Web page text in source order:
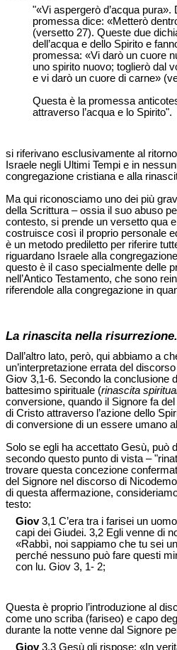
"«Vi aspergerò d’acqua
promessa dice: «Metterò
(versetto 27). Queste due
dell’acqua e dello Spirito e
promessa: «Vi darò un cuore
uno spirito nuovo; toglierò dal
e vi darò un cuore di carne»
Questa è la promessa
attraverso l’acqua e lo Spirito".
si riferivano esclusivamente al
Israele negli Ultimi Tempi e in
congregazione cristiana e alla
Ma qui riconosciamo uno dei più
della Scrittura – ossia il suo abuso
contesto, si prende un versetto qua
costruisce così il proprio personale
è un metodo prediletto per riferire
riguardano Israele alla
questo è il caso specialmente delle
nell’Antico Testamento, che sono
riferendole alla congregazione in
La rinascita nella risurrezione.
Dall’altro lato, però, qui abbiamo a
un’interpretazione errata del
Giov 3,1-6. Secondo la conclusione
battesimo spirituale (rinascita
conversione, quando il Signore fa
di Cristo attraverso l’azione dello
di conversione di un essere umano
Solo se egli ha accettato Gesù, può
secondo questo punto di vista –
trovare questa concezione
del Signore nel discorso di
di questa affermazione,
testo:
Giov3,1 C’era tra i farisei un
capi dei Giudei. 3,2 Egli venne di
«Rabbì, noi sappiamo che tu sei
perché nessuno può fare questi
con lu. Giov 3, 1- 2;
Questa è proprio l’introduzione al
come uno scriba (fariseo) e capo
durante la notte venne dal Signore
Giov3,3 Gesù gli rispose: «In